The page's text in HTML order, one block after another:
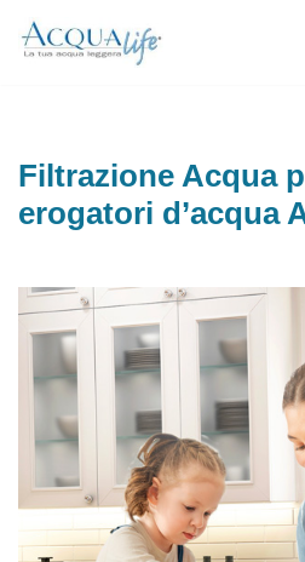
Filtrazione Acqua
erogatori d’acqua